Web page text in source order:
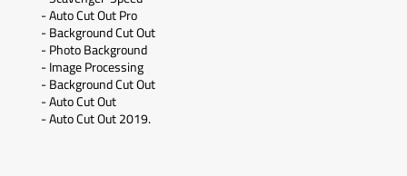
- Auto Cut Out Pro
- Background Cut Out
- Photo Background
- Image Processing
- Background Cut Out
- Auto Cut Out
- Auto Cut Out 2019.